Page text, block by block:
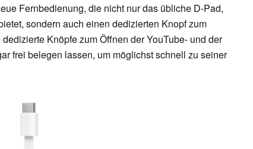
Fernbedienung, die nicht nur das übliche D-Pad,
sondern auch einen dedizierten Knopf zum
Knöpfe zum Öffnen der YouTube- und der
frei belegen lassen, um möglichst schnell zu seiner